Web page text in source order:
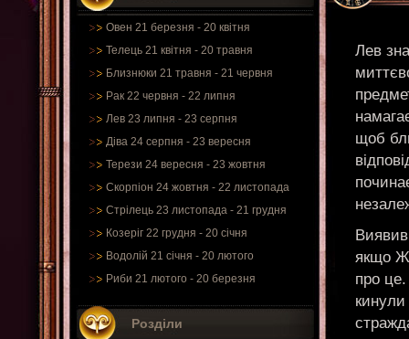
Овен 21 березня - 20 квітня
Телець 21 квітня - 20 травня
Близнюки 21 травня - 21 червня
Рак 22 червня - 22 липня
Лев 23 липня - 23 серпня
Діва 24 серпня - 23 вересня
Терези 24 вересня - 23 жовтня
Скорпіон 24 жовтня - 22 листопада
Стрілець 23 листопада - 21 грудня
Козеріг 22 грудня - 20 січня
Водолій 21 січня - 20 лютого
Риби 21 лютого - 20 березня
Розділи
Лев
щоб
якщо
про
кинули